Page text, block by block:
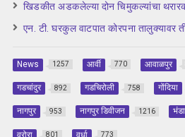
खिडकीत अडकलेल्या दोन चिमुकल्यांचा
एन. टी. घरकुल वाटपात कोरपना तालुक्यावर
News 1257 आर्वी 770 आवाळपुर
गडचांदुर 892 गडचिरोली 758 गोंदिया
नागपुर 953 नागपुर डिवीजन 1216
वरोरा 801 वर्धा 773